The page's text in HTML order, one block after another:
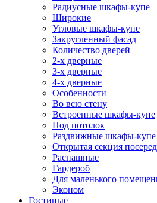
Радиусные шкафы-купе
Широкие
Угловые шкафы-купе
Закругленный фасад
Количество дверей
2-х дверные
3-х дверные
4-х дверные
Особенности
Во всю стену
Встроенные шкафы-купе
Под потолок
Раздвижные шкафы-купе
Открытая секция
Распашные
Гардероб
Для маленького
Эконом
Гостиные